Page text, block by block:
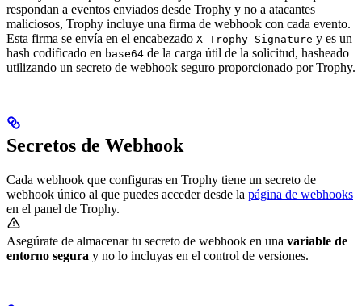
respondan a eventos enviados desde Trophy y no a atacantes
maliciosos, Trophy incluye una firma de webhook con cada evento.
Esta firma se envía en el encabezado X-Trophy-Signature y es un
hash codificado en base64 de la carga útil de la solicitud, hasheado
utilizando un secreto de webhook seguro proporcionado por Trophy.
Secretos de Webhook
Cada webhook que configuras en Trophy tiene un secreto de
webhook único al que puedes acceder desde la página de webhooks
en el panel de Trophy.
Asegúrate de almacenar tu secreto de webhook en una variable de
entorno segura y no lo incluyas en el control de versiones.